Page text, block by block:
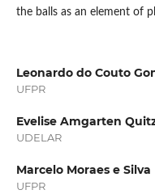
the balls as an element of
Leonardo do Couto
UFPR
Evelise Amgarten
UDELAR
Marcelo Moraes e Silva
UFPR